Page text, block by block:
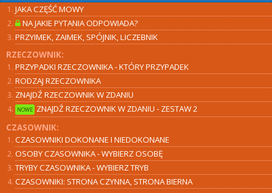
JAKA CZĘŚĆ MOWY
NA JAKIE PYTANIA ODPOWIADA?
PRZYIMEK, ZAIMEK, SPÓJNIK, LICZEBNIK
RZECZOWNIK:
PRZYPADKI RZECZOWNIKA - KTÓRY PRZYPADEK
RODZAJ RZECZOWNIKA
ZNAJDŹ RZECZOWNIK W ZDANIU
NOWE ZNAJDŹ RZECZOWNIK W ZDANIU - ZESTAW 2
CZASOWNIK:
CZASOWNIKI DOKONANE I NIEDOKONANE
OSOBY CZASOWNIKA - WYBIERZ OSOBĘ
TRYBY CZASOWNIKA - WYBIERZ TRYB
CZASOWNIKI: STRONA CZYNNA, STRONA BIERNA